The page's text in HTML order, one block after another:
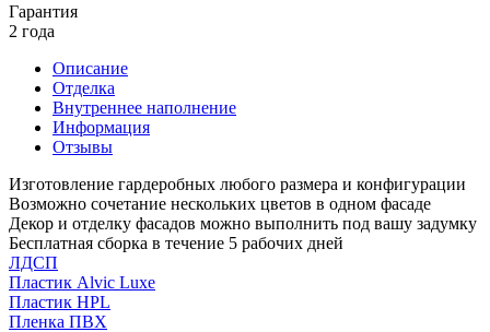
Гарантия
2 года
Описание
Отделка
Внутреннее наполнение
Информация
Отзывы
Изготовление гардеробных любого размера и конфигурации
Возможно сочетание нескольких цветов в одном фасаде
Декор и отделку фасадов можно выполнить под вашу задумку
Бесплатная сборка в течение 5 рабочих дней
ЛДСП
Пластик Alvic Luxe
Пластик HPL
Пленка ПВХ